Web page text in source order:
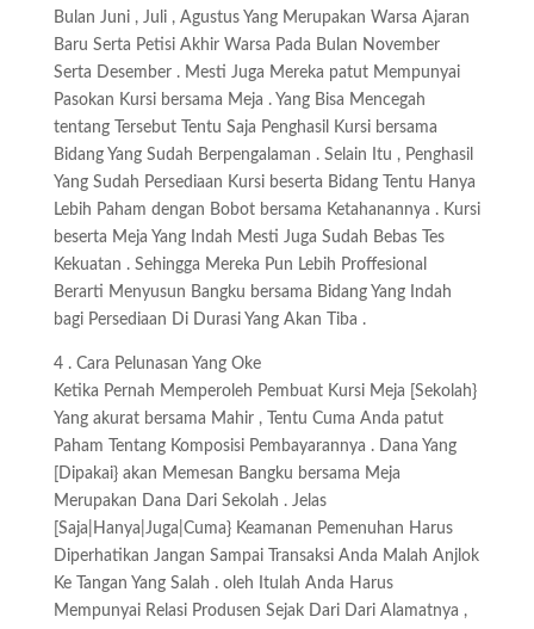
Bulan Juni , Juli , Agustus Yang Merupakan Warsa Ajaran
Baru Serta Petisi Akhir Warsa Pada Bulan November
Serta Desember . Mesti Juga Mereka patut Mempunyai
Pasokan Kursi bersama Meja . Yang Bisa Mencegah
tentang Tersebut Tentu Saja Penghasil Kursi bersama
Bidang Yang Sudah Berpengalaman . Selain Itu , Penghasil
Yang Sudah Persediaan Kursi beserta Bidang Tentu Hanya
Lebih Paham dengan Bobot bersama Ketahanannya . Kursi
beserta Meja Yang Indah Mesti Juga Sudah Bebas Tes
Kekuatan . Sehingga Mereka Pun Lebih Proffesional
Berarti Menyusun Bangku bersama Bidang Yang Indah
bagi Persediaan Di Durasi Yang Akan Tiba .
4 . Cara Pelunasan Yang Oke
Ketika Pernah Memperoleh Pembuat Kursi Meja [Sekolah}
Yang akurat bersama Mahir , Tentu Cuma Anda patut
Paham Tentang Komposisi Pembayarannya . Dana Yang
[Dipakai} akan Memesan Bangku bersama Meja
Merupakan Dana Dari Sekolah . Jelas
[Saja|Hanya|Juga|Cuma} Keamanan Pemenuhan Harus
Diperhatikan Jangan Sampai Transaksi Anda Malah Anjlok
Ke Tangan Yang Salah . oleh Itulah Anda Harus
Mempunyai Relasi Produsen Sejak Dari Dari Alamatnya ,